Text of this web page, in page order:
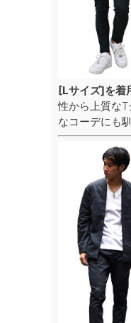
[Lサイズ]を着
性から上質な
なコーデにも